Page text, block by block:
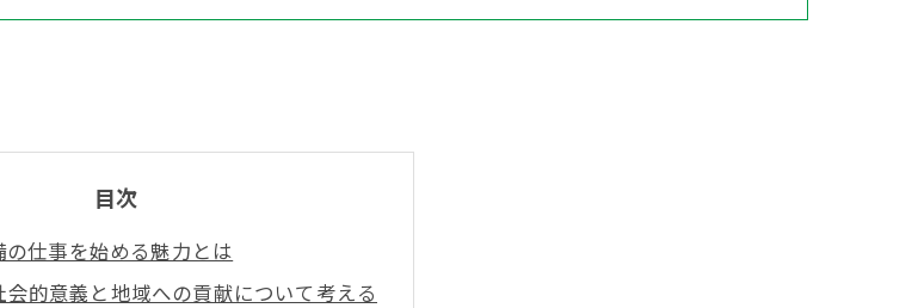
目次
仕事を始める魅力とは
会的意義と地域への貢献について考える